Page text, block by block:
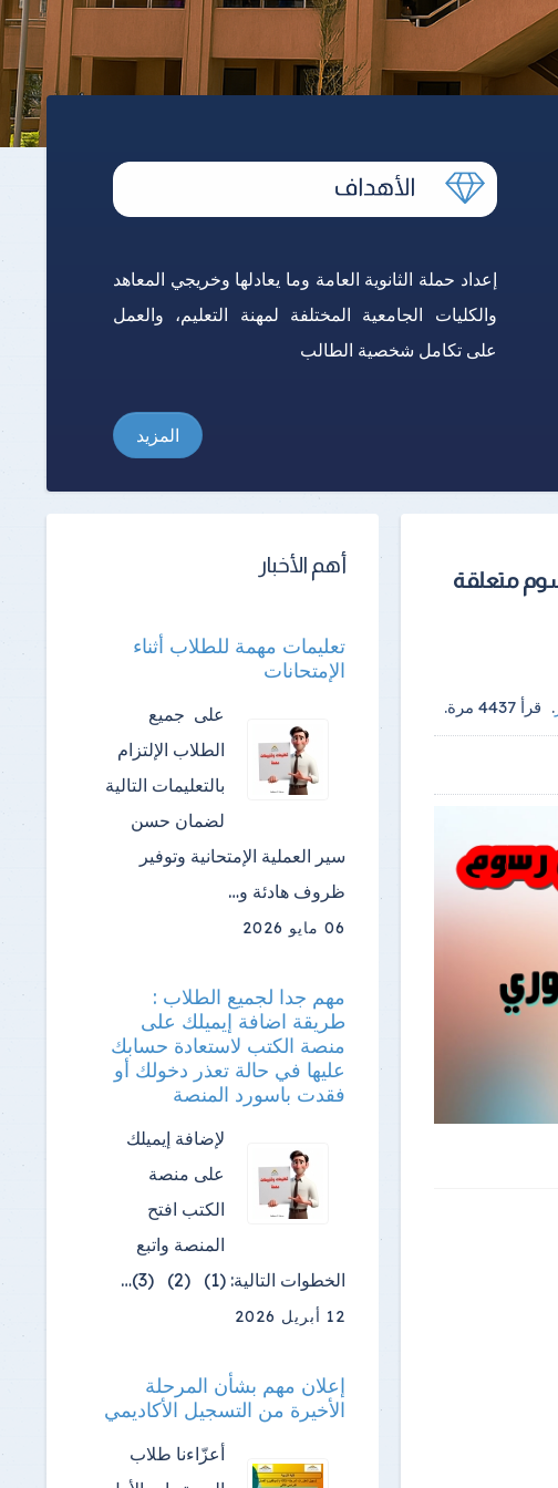
إعداد حملة الثانوية العامة وما يعادلها وخريجي المعاهد
والكليات الجامعية المختلفة لمهنة التعليم، والعمل
على تكامل شخصية الطالب
المزيد
متعلقة
. قرأ 4437 مرة.
أهم الأخبار
تعليمات مهمة للطلاب أثناء
الإمتحانات
على جميع
الطلاب الإلتزام
بالتعليمات التالية
لضمان حسن
سير العملية الإمتحانية وتوفير
ظروف هادئة و…
06 مايو 2026
مهم جدا لجميع الطلاب :
طريقة اضافة إيميلك على
منصة الكتب لاستعادة حسابك
عليها في حالة تعذر دخولك أو
فقدت باسورد المنصة
لإضافة إيميلك
على منصة
الكتب افتح
المنصة واتبع
الخطوات التالية: (1) (2) (3)…
12 أبريل 2026
إعلان مهم بشأن المرحلة
الأخيرة من التسجيل الأكاديمي
أعزّاءنا طلاب